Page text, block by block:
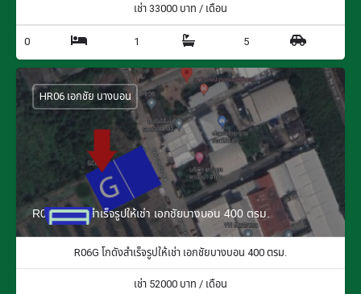
เช่า 33000 บาท / เดือน
0 1 5
R06G โกดังสำเร็จรูปให้เช่า เอกชัยบางบอน 400 ตรม.
HR06 เอกชัย บางบอน
R06G โกดังสำเร็จรูปให้เช่า เอกชัยบางบอน 400 ตรม.
เช่า 52000 บาท / เดือน